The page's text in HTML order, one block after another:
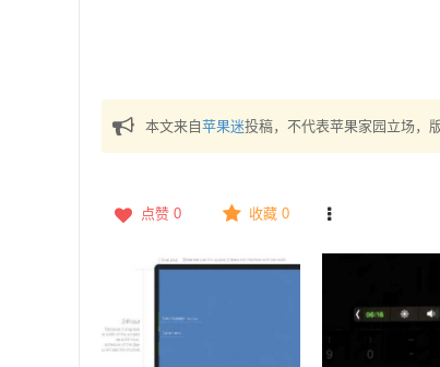
本文来自苹果迷投稿，不代表苹果家园立场，
点赞 0 收藏 0